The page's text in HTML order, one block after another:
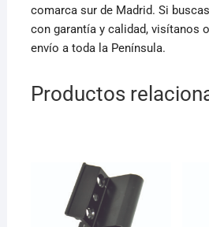
comarca sur de Madrid. Si
con garantía y calidad, visítanos
envío a toda la Península.
Productos